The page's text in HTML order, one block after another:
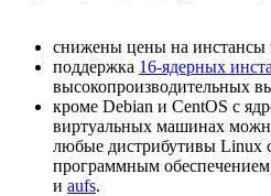
снижены цены на инстансы
поддержка 16-ядерных
высокопроизводительных
кроме Debian и CentOS с
виртуальных машинах
любые дистрибутивы Linux
программным
и aufs.